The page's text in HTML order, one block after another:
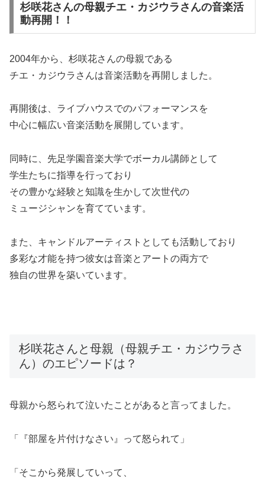
杉咲花さんの母親チエ・カジウラさんの音楽活
動再開！！
2004年から、杉咲花さんの母親である
チエ・カジウラさんは音楽活動を再開しました。
再開後は、ライブハウスでのパフォーマンスを
中心に幅広い音楽活動を展開しています。
同時に、先足学園音楽大学でボーカル講師として
学生たちに指導を行っており
その豊かな経験と知識を生かして次世代の
ミュージシャンを育てています。
また、キャンドルアーティストとしても活動しており
多彩な才能を持つ彼女は音楽とアートの両方で
独自の世界を築いています。
杉咲花さんと母親（母親チエ・カジウラさ
ん）のエピソードは？
母親から怒られて泣いたことがあると言ってました。
「『部屋を片付けなさい』って怒られて」
「そこから発展していって、